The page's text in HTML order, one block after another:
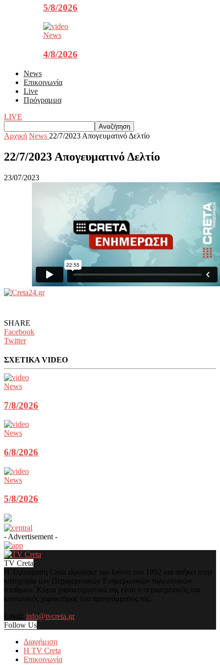
5/8/2026
News
4/8/2026
News
Επικοινωνία
Live
Πρόγραμμα
LIVE
Αρχική News 22/7/2023 Aπογευματινό Δελτίο
22/7/2023 Aπογευματινό Δελτίο
23/07/2023
SHARE
Facebook
Twitter
ΣΧΕΤΙΚΑ VIDEO
News
7/8/2026
News
6/8/2026
News
5/8/2026
- Advertisement -
TV Creta
Η Τηλεόραση Creta ιδρύθηκε τον Ιούνιο του 1992 και ανήκει στην
κατηγορία των Περιφερειακών Ενημερωτικών τηλεοπτικών
σταθμών. Κύρια χαρακτηριστικά της είναι ο περιφερειακός και
κοινωνικός χαρακτήρας του προγράμματος της.
Email: info@tvcreta.gr
Follow Us
Διαφήμιση
Η TV Creta
Επικοινωνία